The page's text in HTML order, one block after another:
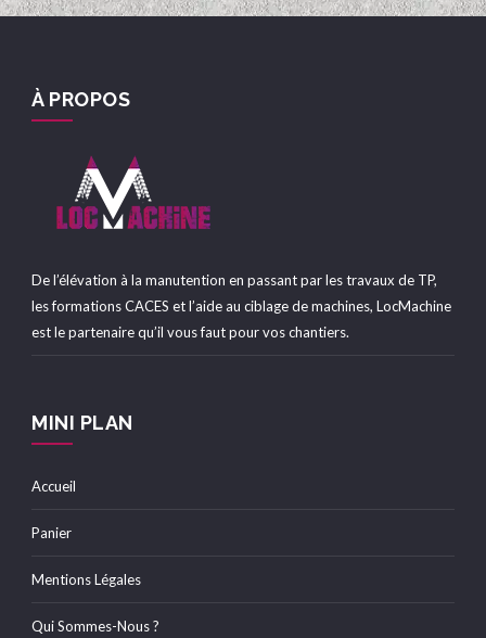
À PROPOS
De l’élévation à la manutention en passant par les travaux de TP,
les formations CACES et l’aide au ciblage de machines, LocMachine
est le partenaire qu’il vous faut pour vos chantiers.
MINI PLAN
Accueil
Panier
Mentions Légales
Qui Sommes-Nous ?